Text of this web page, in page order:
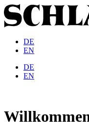
DE
EN
DE
EN